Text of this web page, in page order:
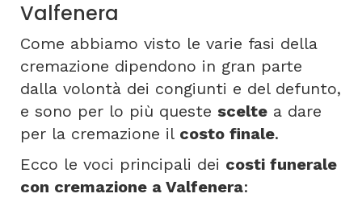
Valfenera
Come abbiamo visto le varie fasi della
cremazione dipendono in gran parte
dalla volontà dei congiunti e del defunto,
e sono per lo più queste scelte a dare
per la cremazione il costo finale.
Ecco le voci principali dei costi funerale
con cremazione a Valfenera: